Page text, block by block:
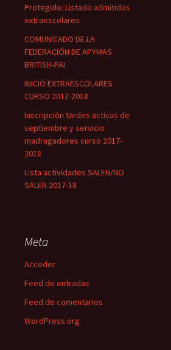
Protegido: Listado admitidos
extraescolares
COMUNICADO DE LA
FEDERACIÓN DE APYMAS
BRITISH-PAI
INICIO EXTRAESCOLARES
CURSO 2017-2018
Inscripción tardes activas de
septiembre y servicio
madrugadores curso 2017-
2018
Lista actividades SALEN/NO
SALEN 2017-18
Meta
Acceder
Feed de entradas
Feed de comentarios
WordPress.org